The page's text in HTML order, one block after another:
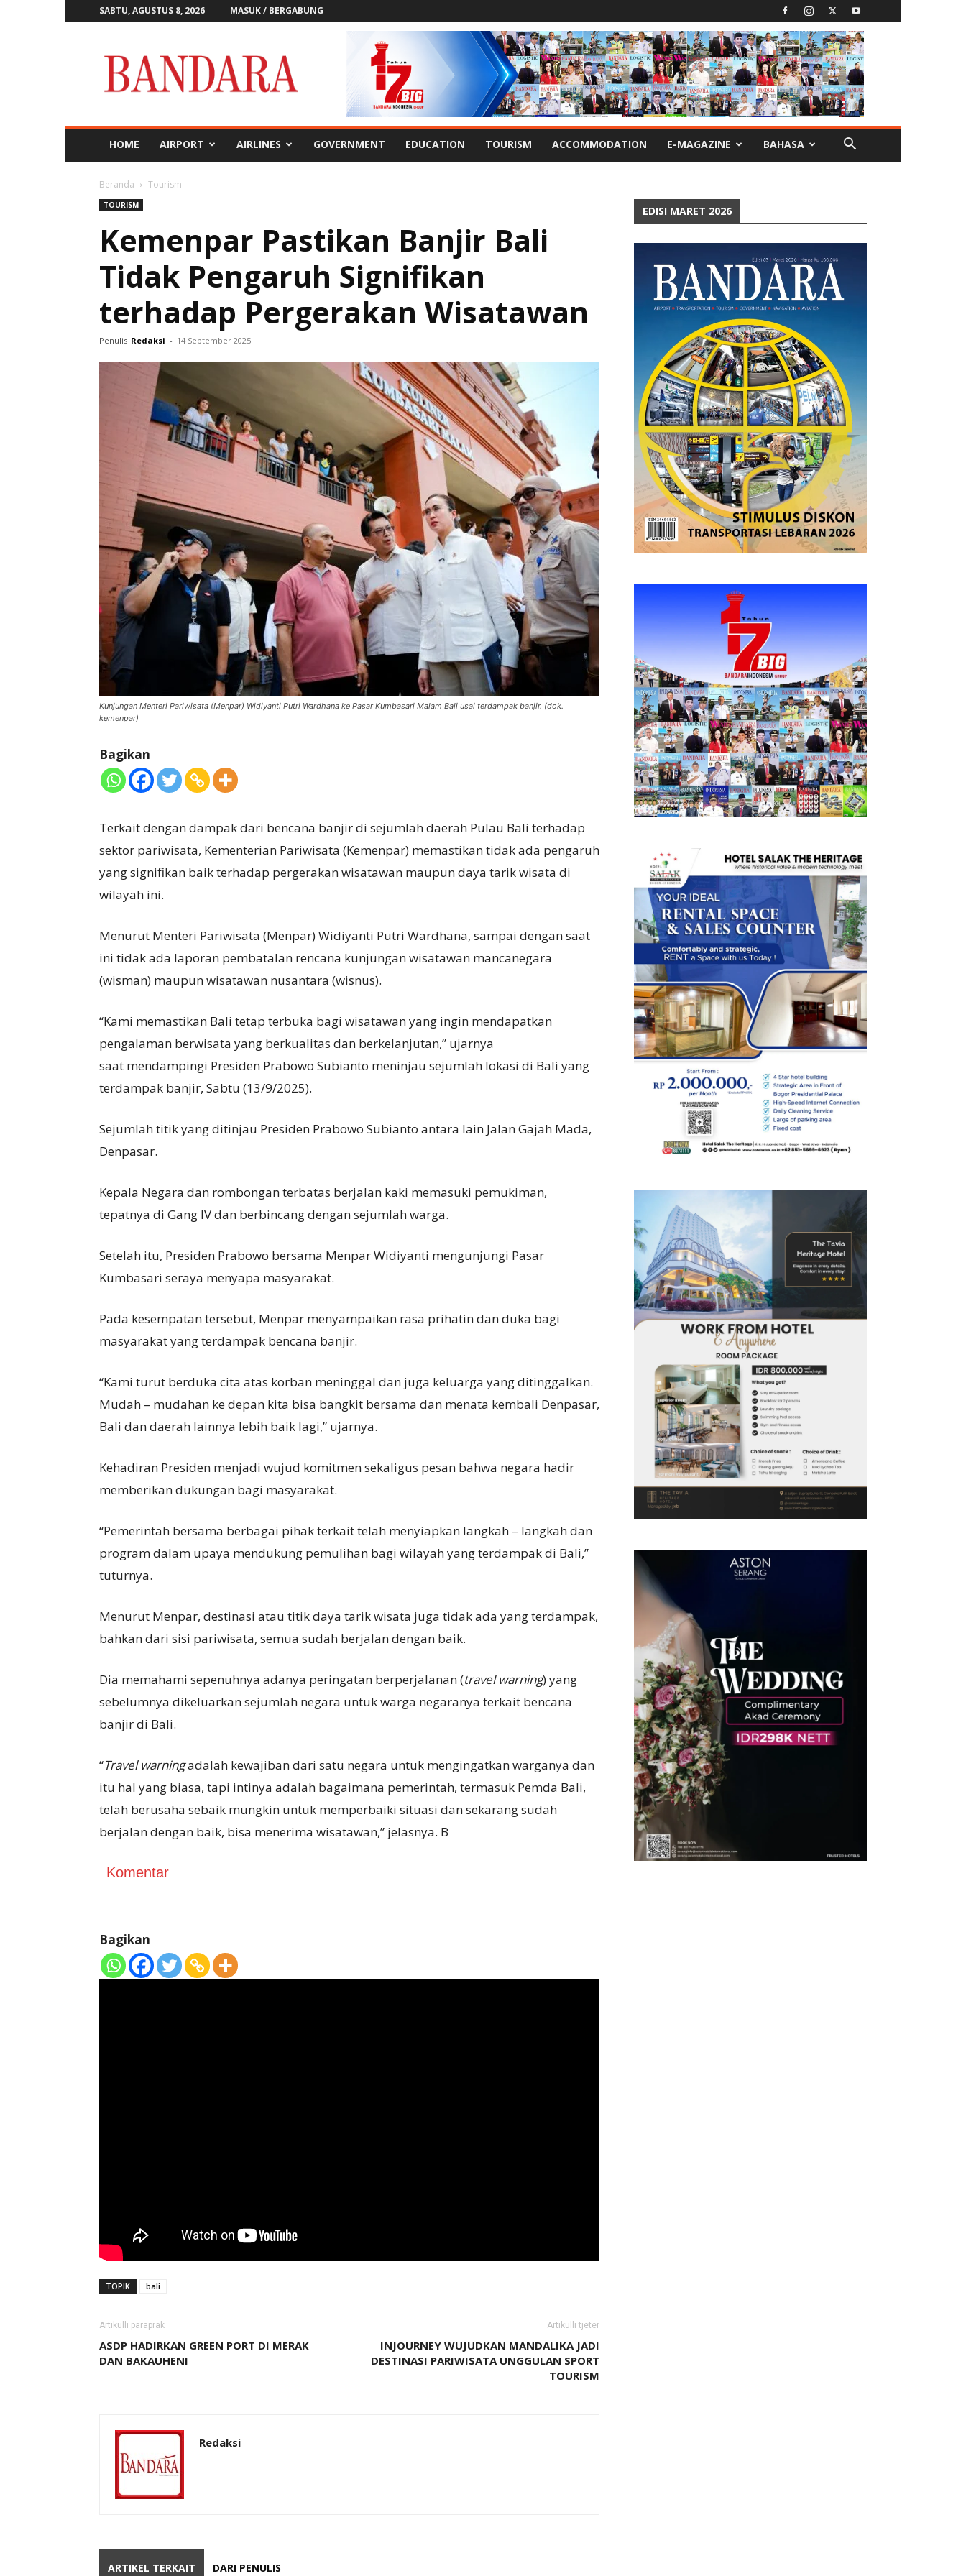
SABTU, AGUSTUS 8, 2026 MASUK / BERGABUNG
Bandara
HOME AIRPORT AIRLINES GOVERNMENT EDUCATION TOURISM ACCOMMODATION E-MAGAZINE BAHASA
Beranda Tourism
TOURISM
Kemenpar Pastikan Banjir Bali
Tidak Pengaruh Signifikan
terhadap Pergerakan Wisatawan
Penulis Redaksi - 14 September 2025
Kunjungan Menteri Pariwisata (Menpar) Widiyanti Putri Wardhana ke Pasar Kumbasari Malam Bali usai terdampak banjir. (dok.
kemenpar)
Bagikan
Terkait dengan dampak dari bencana banjir di sejumlah daerah Pulau Bali terhadap
sektor pariwisata, Kementerian Pariwisata (Kemenpar) memastikan tidak ada pengaruh
yang signifikan baik terhadap pergerakan wisatawan maupun daya tarik wisata di
wilayah ini.
Menurut Menteri Pariwisata (Menpar) Widiyanti Putri Wardhana, sampai dengan saat
ini tidak ada laporan pembatalan rencana kunjungan wisatawan mancanegara
(wisman) maupun wisatawan nusantara (wisnus).
“Kami memastikan Bali tetap terbuka bagi wisatawan yang ingin mendapatkan
pengalaman berwisata yang berkualitas dan berkelanjutan,” ujarnya
saat mendampingi Presiden Prabowo Subianto meninjau sejumlah lokasi di Bali yang
terdampak banjir, Sabtu (13/9/2025).
Sejumlah titik yang ditinjau Presiden Prabowo Subianto antara lain Jalan Gajah Mada,
Denpasar.
Kepala Negara dan rombongan terbatas berjalan kaki memasuki pemukiman,
tepatnya di Gang IV dan berbincang dengan sejumlah warga.
Setelah itu, Presiden Prabowo bersama Menpar Widiyanti mengunjungi Pasar
Kumbasari seraya menyapa masyarakat.
Pada kesempatan tersebut, Menpar menyampaikan rasa prihatin dan duka bagi
masyarakat yang terdampak bencana banjir.
“Kami turut berduka cita atas korban meninggal dan juga keluarga yang ditinggalkan.
Mudah – mudahan ke depan kita bisa bangkit bersama dan menata kembali Denpasar,
Bali dan daerah lainnya lebih baik lagi,” ujarnya.
Kehadiran Presiden menjadi wujud komitmen sekaligus pesan bahwa negara hadir
memberikan dukungan bagi masyarakat.
“Pemerintah bersama berbagai pihak terkait telah menyiapkan langkah – langkah dan
program dalam upaya mendukung pemulihan bagi wilayah yang terdampak di Bali,”
tuturnya.
Menurut Menpar, destinasi atau titik daya tarik wisata juga tidak ada yang terdampak,
bahkan dari sisi pariwisata, semua sudah berjalan dengan baik.
Dia memahami sepenuhnya adanya peringatan berperjalanan (travel warning) yang
sebelumnya dikeluarkan sejumlah negara untuk warga negaranya terkait bencana
banjir di Bali.
“Travel warningadalah kewajiban dari satu negara untuk mengingatkan warganya dan
itu hal yang biasa, tapi intinya adalah bagaimana pemerintah, termasuk Pemda Bali,
telah berusaha sebaik mungkin untuk memperbaiki situasi dan sekarang sudah
berjalan dengan baik, bisa menerima wisatawan,” jelasnya. B
Komentar
Bagikan
TOPIK bali
Artikulli paraprak
ASDP HADIRKAN GREEN PORT DI MERAK
DAN BAKAUHENI
Artikulli tjetër
INJOURNEY WUJUDKAN MANDALIKA JADI
DESTINASI PARIWISATA UNGGULAN SPORT
TOURISM
Redaksi
ARTIKEL TERKAIT DARI PENULIS
EDISI MARET 2026